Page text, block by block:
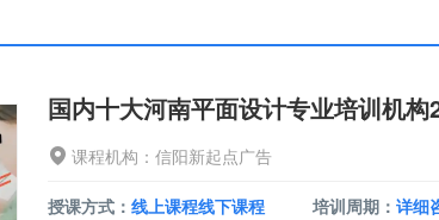
课程机构：信阳新起点广告
授课方式： 线上课程线下课程 培训周期： 详细